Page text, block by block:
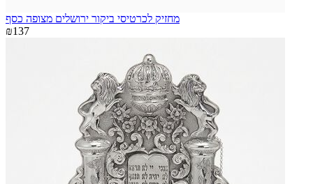
מחזיק לכרטיסי ביקור ירושלים מצופה כסף
₪137